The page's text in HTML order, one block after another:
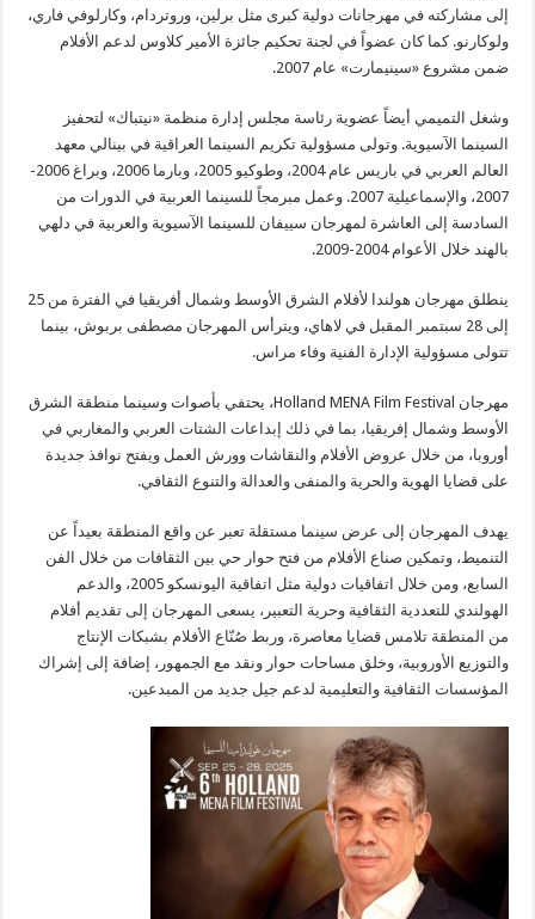
إلى مشاركته في مهرجانات دولية كبرى مثل برلين، وروتردام، وكارلوفي فاري،
ولوكارنو. كما كان عضواً في لجنة تحكيم جائزة الأمير كلاوس لدعم الأفلام
ضمن مشروع «سينيمارت» عام 2007.
وشغل التميمي أيضاً عضوية رئاسة مجلس إدارة منظمة «نيتباك» لتحفيز
السينما الآسيوية. وتولى مسؤولية تكريم السينما العراقية في بينالي معهد
العالم العربي في باريس عام 2004، وطوكيو 2005، وبارما 2006، وبراغ 2006-
2007، والإسماعيلية 2007. وعمل مبرمجاً للسينما العربية في الدورات من
السادسة إلى العاشرة لمهرجان سييفان للسينما الآسيوية والعربية في دلهي
بالهند خلال الأعوام 2004-2009.
ينطلق مهرجان هولندا لأفلام الشرق الأوسط وشمال أفريقيا في الفترة من 25
إلى 28 سبتمبر المقبل في لاهاي، ويترأس المهرجان مصطفى بربوش، بينما
تتولى مسؤولية الإدارة الفنية وفاء مراس.
مهرجان Holland MENA Film Festival، يحتفي بأصوات وسينما منطقة الشرق
الأوسط وشمال إفريقيا، بما في ذلك إبداعات الشتات العربي والمغاربي في
أوروبا، من خلال عروض الأفلام والنقاشات وورش العمل ويفتح نوافذ جديدة
على قضايا الهوية والحرية والمنفى والعدالة والتنوع الثقافي.
يهدف المهرجان إلى عرض سينما مستقلة تعبر عن واقع المنطقة بعيداً عن
التنميط، وتمكين صناع الأفلام من فتح حوار حي بين الثقافات من خلال الفن
السابع، ومن خلال اتفاقيات دولية مثل اتفاقية اليونسكو 2005، والدعم
الهولندي للتعددية الثقافية وحرية التعبير، يسعى المهرجان إلى تقديم أفلام
من المنطقة تلامس قضايا معاصرة، وربط صُنّاع الأفلام بشبكات الإنتاج
والتوزيع الأوروبية، وخلق مساحات حوار ونقد مع الجمهور، إضافة إلى إشراك
المؤسسات الثقافية والتعليمية لدعم جيل جديد من المبدعين.